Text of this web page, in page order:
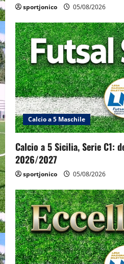
sportjonico 05/08/2026
Calcio a 5 Maschile
Calcio a 5 Sicilia, Serie C1:
2026/2027
sportjonico 05/08/2026